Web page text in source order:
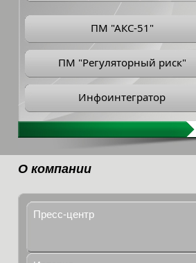
ПМ "АКС-51"
ПМ "Регуляторный риск"
Инфоинтегратор
О компании
Пресс-центр